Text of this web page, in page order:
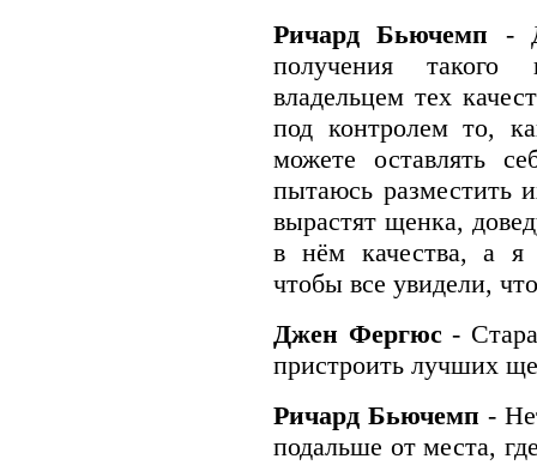
Ричард Бьючемп -
получения
владельцем тех
под контролем то,
можете оставлять
пытаюсь разместить
вырастят щенка,
в нём качества, а я
чтобы все увидели,
Джен Фергюс -
пристроить лучших
Ричард Бьючемп -
подальше от места,